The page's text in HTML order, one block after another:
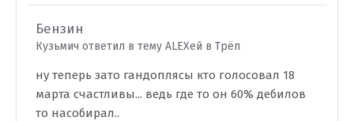
Бензин
Кузьмич ответил в тему ALEXей в Трёп
ну теперь зато гандоплясы кто голосовал 18
марта счастливы... ведь где то он 60% дебилов
то насобирал..